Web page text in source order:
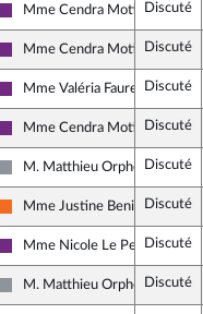
La République en Marche
Mme Cendra Motin Discuté
La République en Marche
Mme Cendra Motin Discuté
La République en Marche
Mme Valéria Faure-Muntian
Discuté
La République en Marche
Mme Cendra Motin Discuté
Non inscrit
M. Matthieu OrphelinDiscuté
Mouvement Démocrate et
Mme Justine Benin Discuté
La République en Marche
Mme Nicole Le PeihDiscuté
Non inscrit
M. Matthieu OrphelinDiscuté